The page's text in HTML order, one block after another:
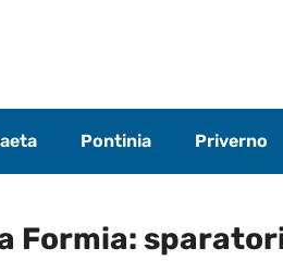
Pontinia Priverno
Formia: